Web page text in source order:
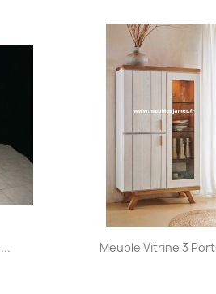
Aperçu
Meuble Vitrine 3